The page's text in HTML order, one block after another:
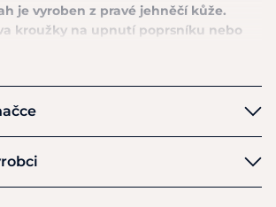
je vyroben z pravé jehněčí kůže.
kroužky na upnutí poprsníku nebo
Tento podbřišník výrobce doporučuje
krátkými zády a širokým hrudním
hrudí.
60-95 cm a
dalších barevných
Mattes.